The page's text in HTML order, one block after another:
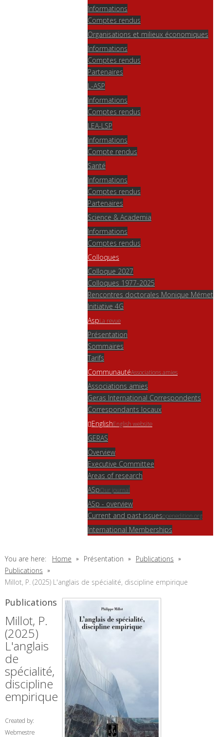
Informations
Comptes rendus
Organisations et milieux économiques
Informations
Comptes rendus
Partenaires
L-ASP
Informations
Comptes rendus
LEA-LSP
Informations
Compte rendus
Santé
Informations
Comptes rendus
Partenaires
Science & Academia
Informations
Comptes rendus
Colloques
Colloque 2027
Colloques 1977-2025
Rencontres doctorales Monique Mémet
Initiative 4G
AspLa revue
Présentation
Sommaires
Tarifs
CommunautéAssociations amies
Associations amies
Geras International Correspondents
Correspondants locaux
EnglishEnglish website
GERAS
Overview
Executive Committee
Areas of research
ASpOur journal
ASp - overview
Current and past issuesopenedition.org
International Memberships
You are here: Home Présentation
Publications
Publications
Millot, P. (2025) L'anglais de spécialité, discipline empirique
Publications
Millot, P.
(2025)
L'anglais
de
spécialité,
discipline
empirique
Created by:
Webmestre